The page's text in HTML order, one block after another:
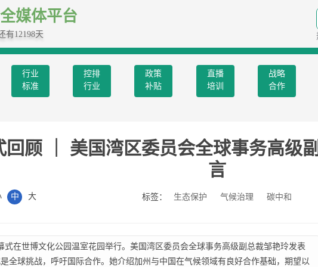
媒体平台
有12198天
行业
标准
控排
行业
政策
补贴
直播
培训
战略
合作
回顾 ｜ 美国湾区委员会全球事务高级
言
中 大 标签： 生态保护 气候治理 碳中和
式在世博文化公园温室花园举行。美国湾区委员会全球事务高级副总裁邹艳玲发表
全球挑战，呼吁国际合作。她介绍加州与中国在气候领域有良好合作基础，期望以